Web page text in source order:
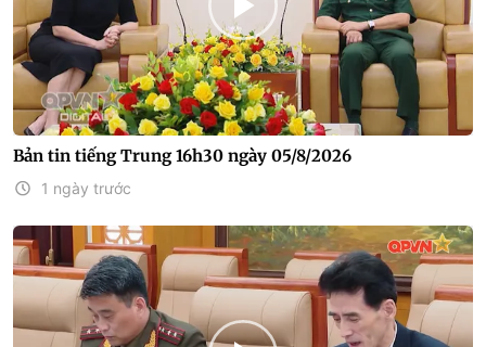
Bản tin tiếng Trung 16h30 ngày 05/8/2026
1 ngày trước